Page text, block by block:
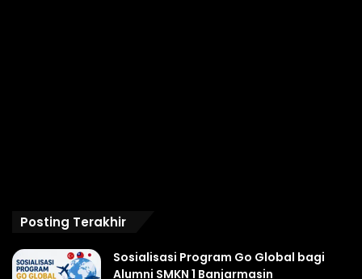
Posting Terakhir
Sosialisasi Program Go Global bagi
Alumni SMKN 1 Banjarmasin